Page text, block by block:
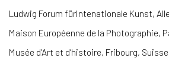
Ludwig Forum fürIntenationale Kunst,
Maison Européenne de la Photographie,
Musée d’Art et d’histoire, Fribourg, Suisse